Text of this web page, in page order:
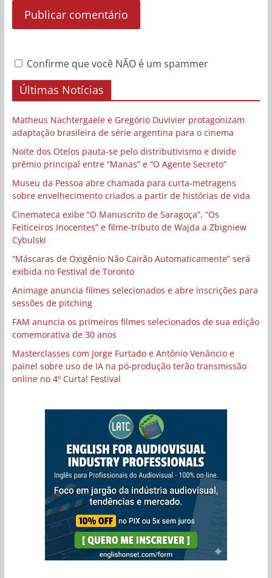
Confirme que você NÃO é um spammer
Últimas Notícias
Matheus Nachtergaele e Gregório Duvivier protagonizam
adaptação brasileira de série argentina para o cinema
Noite dos Otelos pauta-se pelo distributivismo e divide
prêmio principal entre “Manas” e “O Agente Secreto”
Museu da Pessoa abre chamada para curta-metragens
sobre envelhecimento criados a partir de histórias de vida
Cinemateca exibe “O Manuscrito de Saragoça”, “Os
Feiticeiros Inocentes” e filme-tributo de Wajda a Zbigniew
Cybulski
“Máscaras de Oxigênio Não Cairão Automaticamente” será
exibida no Festival de Toronto
Animage anuncia filmes selecionados e abre inscrições para
sessões de pitching
FAM anuncia os primeiros filmes selecionados de sua edição
comemorativa de 30 anos
Masterclasses com Jorge Furtado e Antônio Venâncio e
painel sobre uso de IA na pó-produção terão transmissão
online no 4º Curta! Festival